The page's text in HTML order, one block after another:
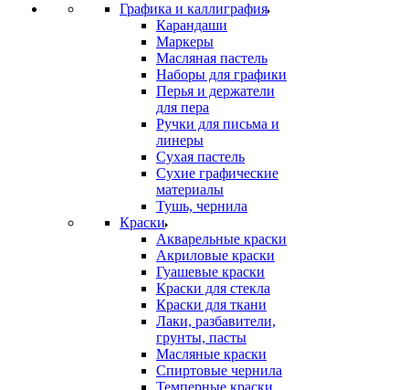
Графика и каллиграфия
Карандаши
Маркеры
Масляная пастель
Наборы для графики
Перья и держатели
для пера
Ручки для письма и
линеры
Сухая пастель
Сухие графические
материалы
Тушь, чернила
Краски
Акварельные краски
Акриловые краски
Гуашевые краски
Краски для стекла
Краски для ткани
Лаки, разбавители,
грунты, пасты
Масляные краски
Спиртовые чернила
Темперные краски